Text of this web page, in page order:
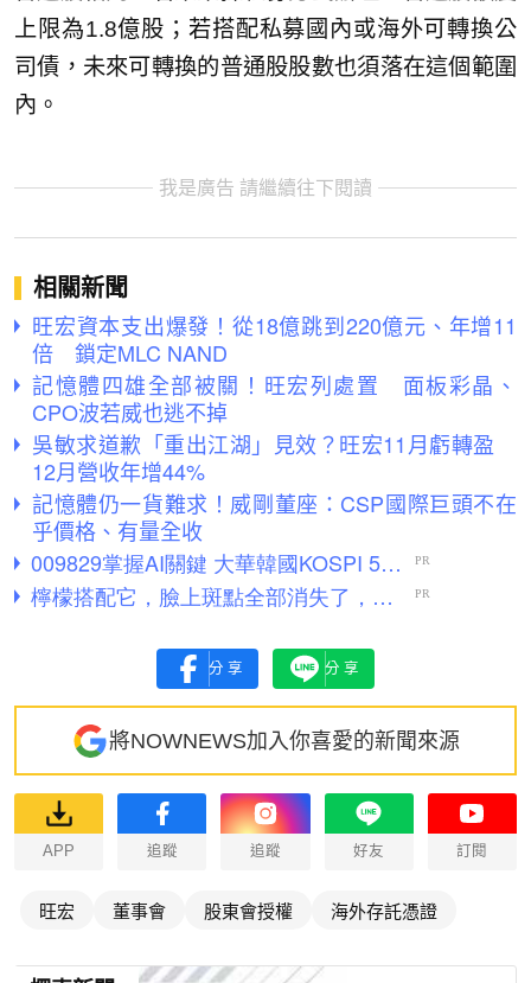
上限為1.8億股；若搭配私募國內或海外可轉換公
司債，未來可轉換的普通股股數也須落在這個範圍
內。
我是廣告 請繼續往下閱讀
相關新聞
旺宏資本支出爆發！從18億跳到220億元、年增11
倍 鎖定MLC NAND
記憶體四雄全部被關！旺宏列處置 面板彩晶、
CPO波若威也逃不掉
吳敏求道歉「重出江湖」見效？旺宏11月虧轉盈
12月營收年增44%
記憶體仍一貨難求！威剛董座：CSP國際巨頭不在
乎價格、有量全收
分享 分享
將NOWNEWS加入你喜愛的新聞來源
APP 追蹤 追蹤 好友 訂閱
旺宏 董事會 股東會授權 海外存託憑證